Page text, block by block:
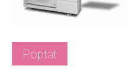
Poptat